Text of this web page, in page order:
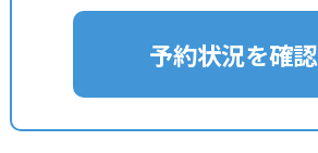
予約状況を確認